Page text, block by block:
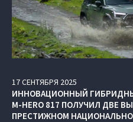
17СЕНТЯБРЯ 2025
ИННОВАЦИОННЫЙ
M‑HERO 817 ПОЛУЧИЛ ДВЕ
ПРЕСТИЖНОМ